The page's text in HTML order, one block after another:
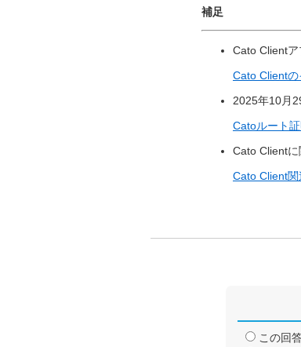
補足
Cato Clientア
Cato Clientの
2025年10月
Catoルート
Cato Clientに
Cato Client
この回